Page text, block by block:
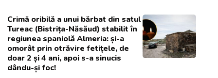
Crimă oribilă a unui bărbat din satul
Tureac (Bistrița-Năsăud) stabilit în
regiunea spaniolă Almeria: și-a
omorât prin otrăvire fetițele, de
doar 2 și 4 ani, apoi s-a sinucis
dându-și foc!